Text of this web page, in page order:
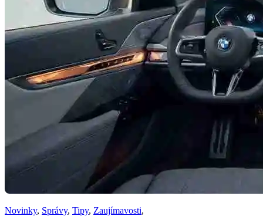
Novinky, Správy, Tipy, Zaujímavosti,